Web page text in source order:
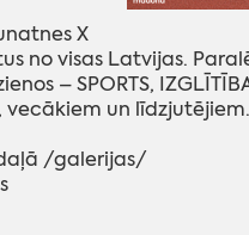
X
no visas Latvijas.
– SPORTS,
un līdzjutējiem.
/galerijas/